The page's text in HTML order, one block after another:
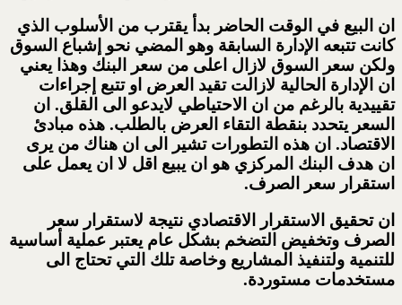
ان البيع في الوقت الحاضر بدأ يقترب من الأسلوب الذي
كانت تتبعه الإدارة السابقة وهو المضي نحو إشباع السوق
ولكن سعر السوق لازال اعلى من سعر البنك وهذا يعني
ان الإدارة الحالية لازالت تقيد العرض او تتبع إجراءات
تقييدية بالرغم من ان الاحتياطي لايدعو الى القلق. ان
السعر يتحدد بنقطة التقاء العرض بالطلب. هذه مبادئ
الاقتصاد. ان هذه التطورات تشير الى ان هناك من يرى
ان هدف البنك المركزي هو ان يبيع اقل لا ان يعمل على
استقرار سعر الصرف.
ان تحقيق الاستقرار الاقتصادي نتيجة لاستقرار سعر
الصرف وتخفيض التضخم بشكل عام يعتبر عملية أساسية
للتنمية ولتنفيذ المشاريع وخاصة تلك التي تحتاج الى
مستخدمات مستوردة.